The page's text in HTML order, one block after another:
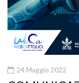
24 Maggio 2022